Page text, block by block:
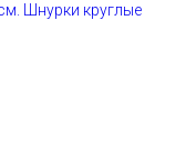
Шнурки круглые